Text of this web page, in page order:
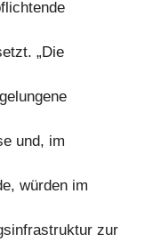
„Die
und, im
würden im
zur